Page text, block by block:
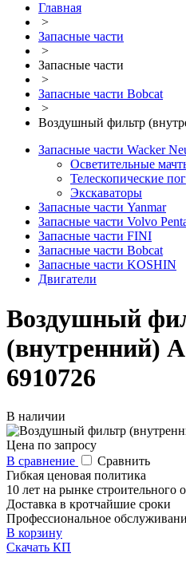
Главная
>
Запасные части
>
Запасные части
>
Запасные части Bobcat
>
Воздушный фильтр
Запасные части Wacker
Осветительные
Телескопические
Экскаваторы
Запасные части Yanmar
Запасные части Volvo
Запасные части FINI
Запасные части Bobcat
Запасные части KOSHIN
Двигатели
Воздушный
(внутренний)
6910726
В наличии
Цена по запросу
В сравнение
Сравнить
Гибкая ценовая политика
10 лет на рынке строительного
Доставка в кротчайшие сроки
Профессиональное
В корзину
Скачать КП